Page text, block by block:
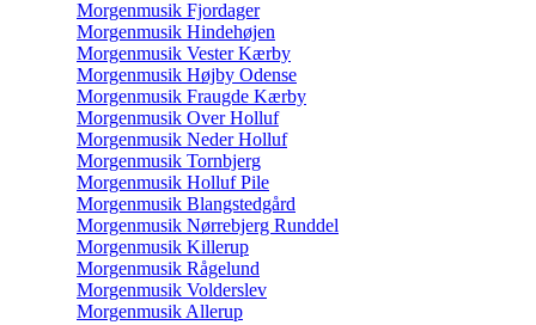
Morgenmusik Fjordager
Morgenmusik Hindehøjen
Morgenmusik Vester Kærby
Morgenmusik Højby Odense
Morgenmusik Fraugde Kærby
Morgenmusik Over Holluf
Morgenmusik Neder Holluf
Morgenmusik Tornbjerg
Morgenmusik Holluf Pile
Morgenmusik Blangstedgård
Morgenmusik Nørrebjerg Runddel
Morgenmusik Killerup
Morgenmusik Rågelund
Morgenmusik Volderslev
Morgenmusik Allerup